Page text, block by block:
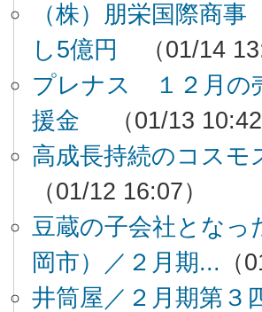
（株）朋栄国際商
し5億円
（01/14
プレナス １２月の
援金
（01/13 10:42
高成長持続のコスモ
（01/12 16:07）
豆蔵の子会社とな
岡市）／２月期... （
井筒屋／２月期第